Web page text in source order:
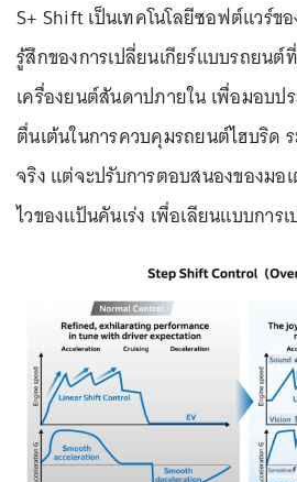
S+ Shift เป็นเทคโนโลยีซอฟต์แวร์ข
รู้สึกของการเปลี่ยนเกียร์แบบรถยนต์
เครื่องยนต์สันดาปภายใน เพื่อมอบป
ตื่นเต้นในการควบคุมรถยนต์ไฮบริด
จริง แต่จะปรับการตอบสนองของมอ
ไวของแป้นคันเร่ง เพื่อเลียนแบบการ